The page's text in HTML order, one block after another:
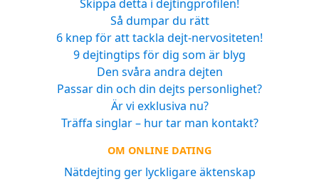
Skippa detta i dejtingprofilen!
Så dumpar du rätt
6 knep för att tackla dejt-nervositeten!
9 dejtingtips för dig som är blyg
Den svåra andra dejten
Passar din och din dejts personlighet?
Är vi exklusiva nu?
Träffa singlar – hur tar man kontakt?
OM ONLINE DATING
Nätdejting ger lyckligare äktenskap